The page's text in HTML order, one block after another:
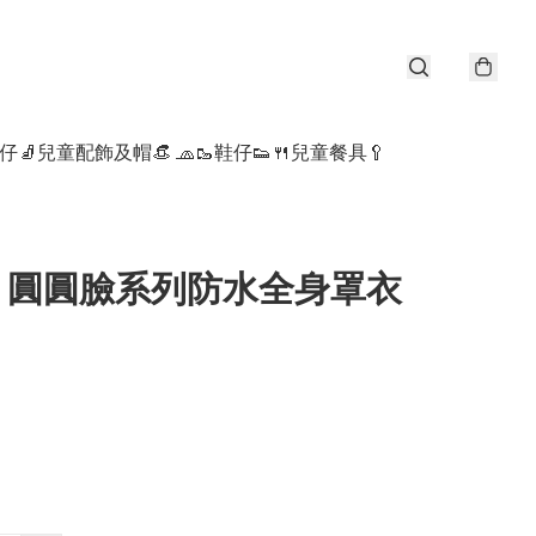
🧦 兒童配飾及帽👒 🧢🥾鞋仔👟 🍴兒童餐具🥄
圓臉系列防水全身罩衣